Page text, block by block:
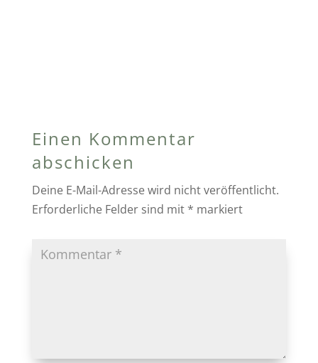
Einen Kommentar
abschicken
Deine E-Mail-Adresse wird nicht veröffentlicht.
Erforderliche Felder sind mit * markiert